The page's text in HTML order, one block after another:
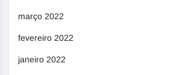
março 2022
fevereiro 2022
janeiro 2022